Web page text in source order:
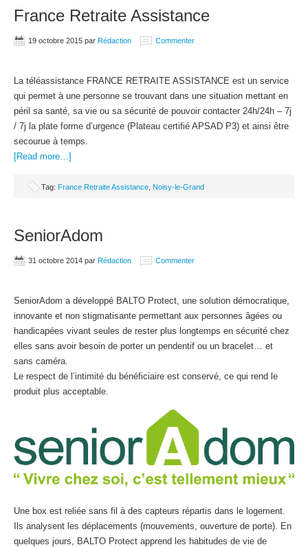
France Retraite Assistance
19 octobre 2015 par Rédaction Commenter
La téléassistance FRANCE RETRAITE ASSISTANCE est un service
qui permet à une personne se trouvant dans une situation mettant en
péril sa santé, sa vie ou sa sécurité de pouvoir contacter 24h/24h – 7j
/ 7j la plate forme d’urgence (Plateau certifié APSAD P3) et ainsi être
secourue à temps.
[Read more…]
Tag: France Retraite Assistance Noisy-le-Grand
SeniorAdom
31 octobre 2014 par Rédaction Commenter
SeniorAdom a développé BALTO Protect, une solution démocratique,
innovante et non stigmatisante permettant aux personnes âgées ou
handicapées vivant seules de rester plus longtemps en sécurité chez
elles sans avoir besoin de porter un pendentif ou un bracelet… et
sans caméra.
Le respect de l’intimité du bénéficiaire est conservé, ce qui rend le
produit plus acceptable.
Une box est reliée sans fil à des capteurs répartis dans le logement.
Ils analysent les déplacements (mouvements, ouverture de porte). En
quelques jours, BALTO Protect apprend les habitudes de vie de